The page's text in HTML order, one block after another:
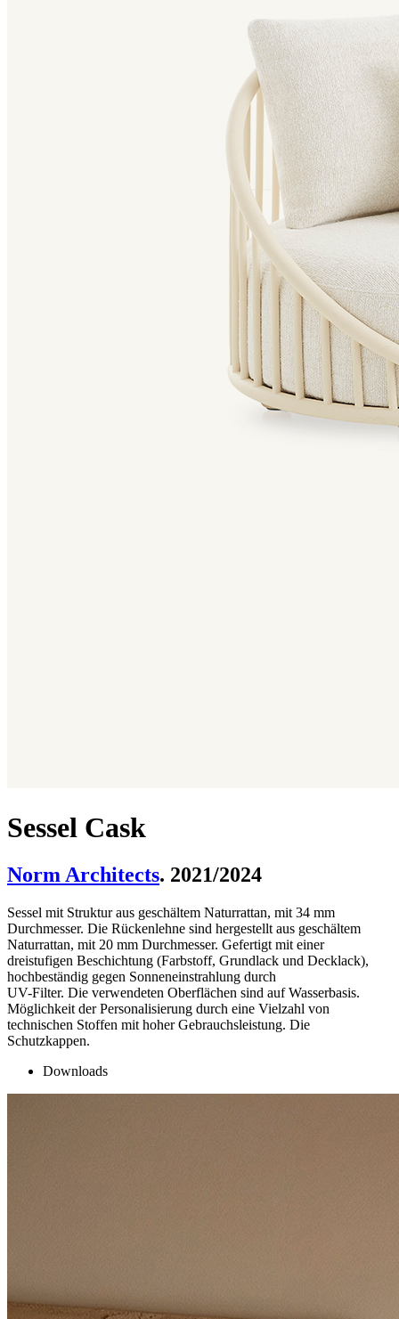
Sessel Cask
Norm Architects. 2021/2024
Sessel mit Struktur aus geschältem Naturrattan, mit 34 mm
Durchmesser. Die Rückenlehne sind hergestellt aus geschältem
Naturrattan, mit 20 mm Durchmesser. Gefertigt mit einer
dreistufigen Beschichtung (Farbstoff, Grundlack und Decklack),
hochbeständig gegen Sonneneinstrahlung durch
UV-Filter. Die verwendeten Oberflächen sind auf Wasserbasis.
Möglichkeit der Personalisierung durch eine Vielzahl von
technischen Stoffen mit hoher Gebrauchsleistung. Die
Schutzkappen.
Downloads